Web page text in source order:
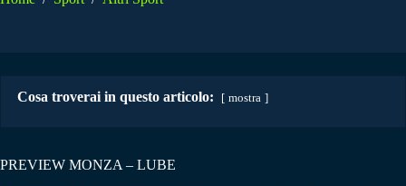
Cosa troverai in questo articolo: mostra
PREVIEW MONZA – LUBE